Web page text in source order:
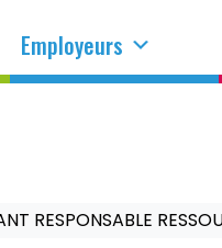
Employeurs
RESPONSABLE